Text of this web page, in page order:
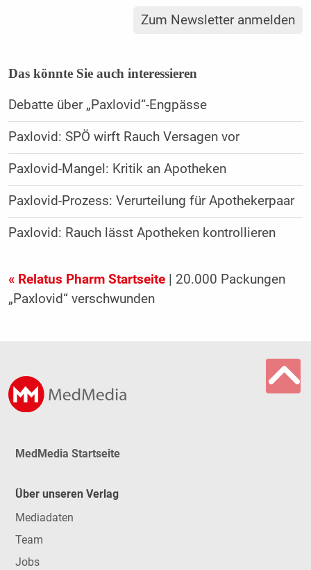
Zum Newsletter anmelden
Das könnte Sie auch interessieren
Debatte über „Paxlovid“-Engpässe
Paxlovid: SPÖ wirft Rauch Versagen vor
Paxlovid-Mangel: Kritik an Apotheken
Paxlovid-Prozess: Verurteilung für Apothekerpaar
Paxlovid: Rauch lässt Apotheken kontrollieren
« Relatus Pharm Startseite| 20.000 Packungen
„Paxlovid“ verschwunden
MedMedia Startseite
Über unseren Verlag
Mediadaten
Team
Jobs